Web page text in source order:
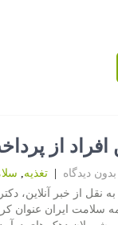
افراد از
بدون دیدگاه تغذیه,
نقل از خبر آنلاین،
سلامت ایران عنوان